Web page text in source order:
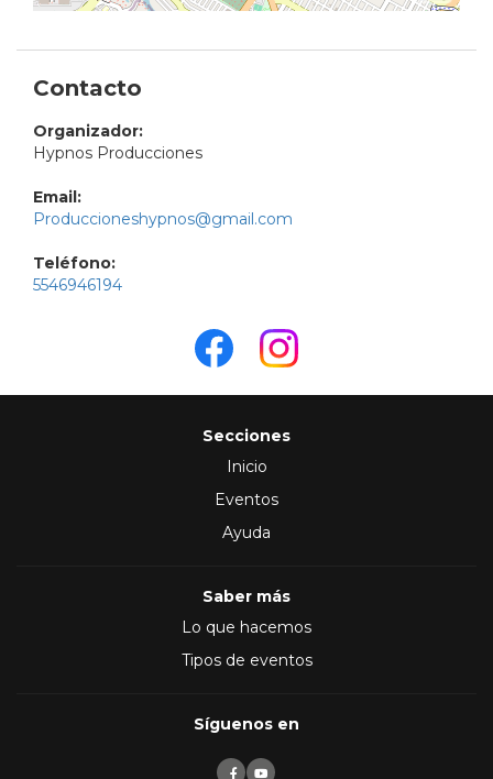
Contacto
Organizador:
Hypnos Producciones
Email:
Produccioneshypnos@gmail.com
Teléfono:
5546946194
Secciones
Inicio
Eventos
Ayuda
Saber más
Lo que hacemos
Tipos de eventos
Síguenos en